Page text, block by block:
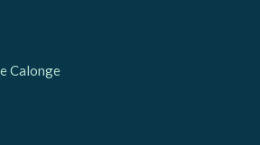
Calonge
dels usuaris per introduir millores en
la informació de preferència de
a través de productes recomanats.